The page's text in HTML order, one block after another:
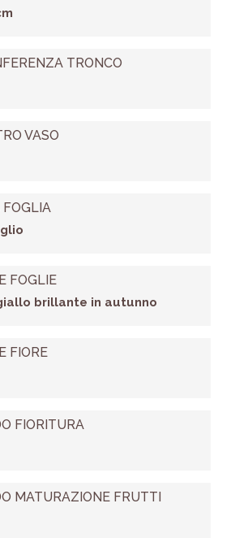
TRONCO
VASO
FOGLIA
FOGLIE
brillante in autunno
FIORE
FIORITURA
MATURAZIONE FRUTTI